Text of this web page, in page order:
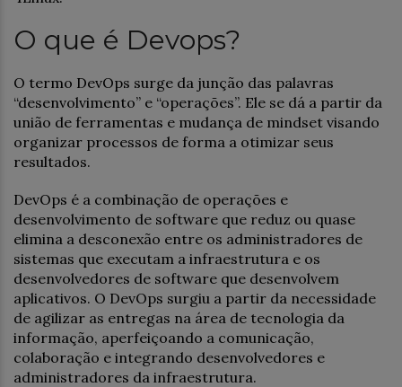
O que é Devops?
O termo DevOps surge da junção das palavras
“desenvolvimento” e “operações”. Ele se dá a partir da
união de ferramentas e mudança de mindset visando
organizar processos de forma a otimizar seus
resultados.
DevOps é a combinação de operações e
desenvolvimento de software que reduz ou quase
elimina a desconexão entre os administradores de
sistemas que executam a infraestrutura e os
desenvolvedores de software que desenvolvem
aplicativos. O DevOps surgiu a partir da necessidade
de agilizar as entregas na área de tecnologia da
informação, aperfeiçoando a comunicação,
colaboração e integrando desenvolvedores e
administradores da infraestrutura.